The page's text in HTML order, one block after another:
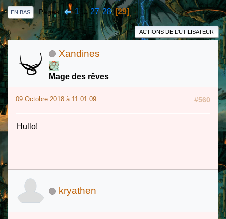
EN BAS Pages 1 ... 27 28 29
ACTIONS DE L'UTILISATEUR
Xandines
Mage des rêves
09 Octobre 2018 à 11:01:09 #560
Hullo!
kryathen